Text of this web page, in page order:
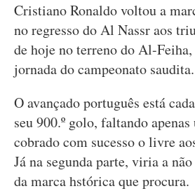
Cristiano Ronaldo voltou a
no regresso do Al Nassr aos
de hoje no terreno do Al-Feiha,
jornada do campeonato saudita.
O avançado português está
seu 900.º golo, faltando
cobrado com sucesso o livre
Já na segunda parte, viria a
da marca hstórica que procura.